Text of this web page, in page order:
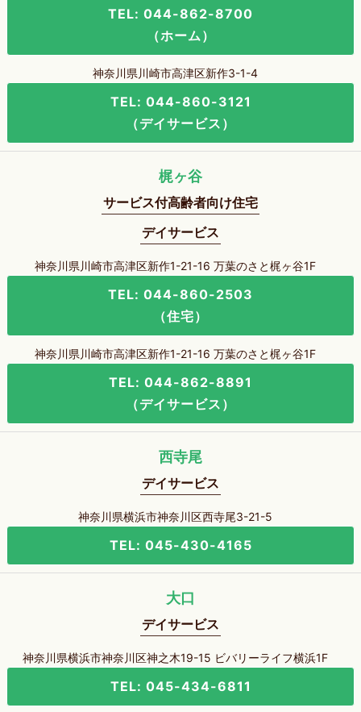
TEL: 044-862-8700
（ホーム）
神奈川県川崎市高津区新作3-1-4
TEL: 044-860-3121
（デイサービス）
梶ヶ谷
サービス付高齢者向け住宅
デイサービス
神奈川県川崎市高津区新作1-21-16 万葉のさと梶ヶ谷1F
TEL: 044-860-2503
（住宅）
神奈川県川崎市高津区新作1-21-16 万葉のさと梶ヶ谷1F
TEL: 044-862-8891
（デイサービス）
西寺尾
デイサービス
神奈川県横浜市神奈川区西寺尾3-21-5
TEL: 045-430-4165
大口
デイサービス
神奈川県横浜市神奈川区神之木19-15 ビバリーライフ横浜1F
TEL: 045-434-6811